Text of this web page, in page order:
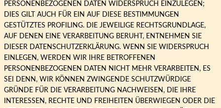
PERSONENBEZOGENEN DATEN WIDERSPRUCH EINZULEGEN;
DIES GILT AUCH FÜR EIN AUF DIESE BESTIMMUNGEN
GESTÜTZTES PROFILING. DIE JEWEILIGE RECHTSGRUNDLAGE,
AUF DENEN EINE VERARBEITUNG BERUHT, ENTNEHMEN SIE
DIESER DATENSCHUTZERKLÄRUNG. WENN SIE WIDERSPRUCH
EINLEGEN, WERDEN WIR IHRE BETROFFENEN
PERSONENBEZOGENEN DATEN NICHT MEHR VERARBEITEN, ES
SEI DENN, WIR KÖNNEN ZWINGENDE SCHUTZWÜRDIGE
GRÜNDE FÜR DIE VERARBEITUNG NACHWEISEN, DIE IHRE
INTERESSEN, RECHTE UND FREIHEITEN ÜBERWIEGEN ODER DIE